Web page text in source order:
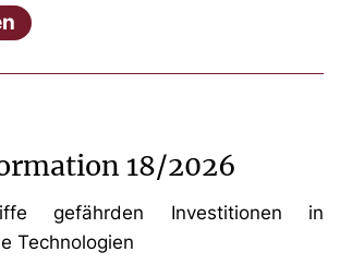
18/2026
gefährden Investitionen in
Technologien